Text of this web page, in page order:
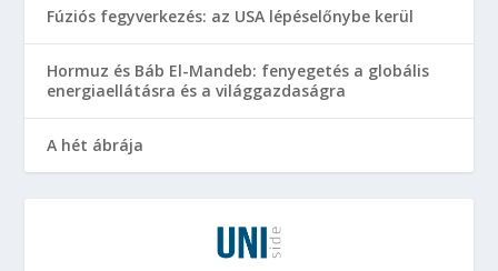
Fúziós fegyverkezés: az USA lépéselőnybe kerül
Hormuz és Báb El-Mandeb: fenyegetés a globális
energiaellátásra és a világgazdaságra
A hét ábrája